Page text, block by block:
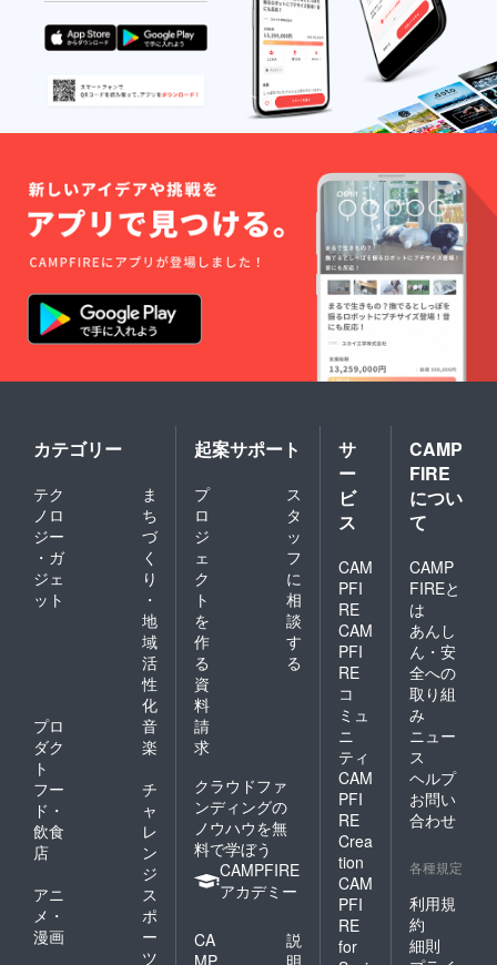
カテゴリー
テク
ノロ
ジー
・ガ
ジェ
ット
ま
ち
づ
く
り
・
地
域
活
性
化
プロ
ダク
ト
音
楽
フー
ド・
飲食
店
チ
ャ
レ
ン
ジ
アニ
メ・
漫画
ス
ポ
ー
ツ
起案サポート
プ
ロ
ジ
ェ
ク
ト
を
作
る
ス
タ
ッ
フ
に
相
談
す
る
資
料
請
求
クラウドファ
ンディングの
ノウハウを無
料で学ぼう
CAMPFIRE
アカデミー
CA
説
サ
ー
ビ
ス
CAM
PFI
RE
CAM
PFI
RE
コ
ミュ
ニ
ティ
CAM
PFI
RE
Crea
tion
CAM
PFI
RE
for
CAMP
FIRE
につい
て
CAMP
FIREと
は
あんし
ん・安
全への
取り組
み
ニュー
ス
ヘルプ
お問い
合わせ
各種規定
利用規
約
細則